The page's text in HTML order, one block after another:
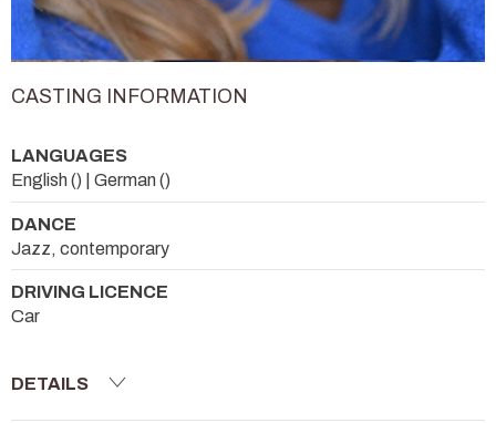
CASTING INFORMATION
LANGUAGES
English () | German ()
DANCE
Jazz, contemporary
DRIVING LICENCE
Car
DETAILS